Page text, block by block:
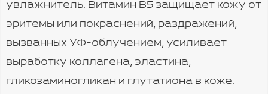
увлажнитель. Витамин В5 защищает кожу от
эритемы или покраснений, раздражений,
вызванных УФ-облучением, усиливает
выработку коллагена, эластина,
гликозаминогликан и глутатиона в коже.